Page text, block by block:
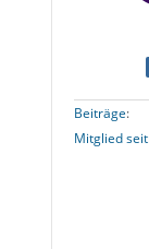
Beiträge
Mitglied seit